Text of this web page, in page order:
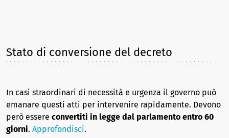
Stato di conversione del decreto
In casi straordinari di necessità e urgenza il governo può
emanare questi atti per intervenire rapidamente. Devono
però essere convertiti in legge dal parlamento entro 60
giorni. Approfondisci.